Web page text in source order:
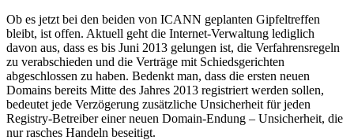
Ob es jetzt bei den beiden von ICANN geplanten Gipfeltreffen
bleibt, ist offen. Aktuell geht die Internet-Verwaltung lediglich
davon aus, dass es bis Juni 2013 gelungen ist, die Verfahrensregeln
zu verabschieden und die Verträge mit Schiedsgerichten
abgeschlossen zu haben. Bedenkt man, dass die ersten neuen
Domains bereits Mitte des Jahres 2013 registriert werden sollen,
bedeutet jede Verzögerung zusätzliche Unsicherheit für jeden
Registry-Betreiber einer neuen Domain-Endung – Unsicherheit, die
nur rasches Handeln beseitigt.